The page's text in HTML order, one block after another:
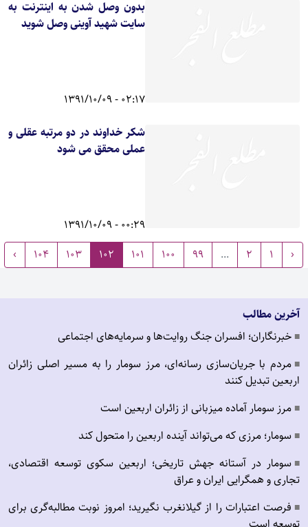
بدون وصل شدن به اینترنت به
سایت شهید آوینی وصل شوید
02:17 - 1391/10/09
شکر خداوند در دو مرتبه عقلی و
عملی محقق می شود
00:29 - 1391/10/09
‹
1
2
...
99
100
101
102
103
104
›
آخرین مطالب
■ خبرنگاران؛ افسران جنگ روایت‌ها و سرمایه‌های اجتماعی
■ مردم با جریان‌سازی رسانه‌ای، مرز سومار را به مسیر اصلی زائران
اربعین تبدیل کنند
■ مرز سومار آماده میزبانی از زائران اربعین است
■ سومار؛ مرزی که می‌تواند آینده اربعین را متحول کند
■ سومار در آستانه جهش تاریخی؛ اربعین سکوی توسعه اقتصادی،
تجاری و همگرایی ایران و عراق
■ فرصت اعتبارات را از گیلانغرب نگیرید؛ امروز نوبت مطالبه‌گری برای